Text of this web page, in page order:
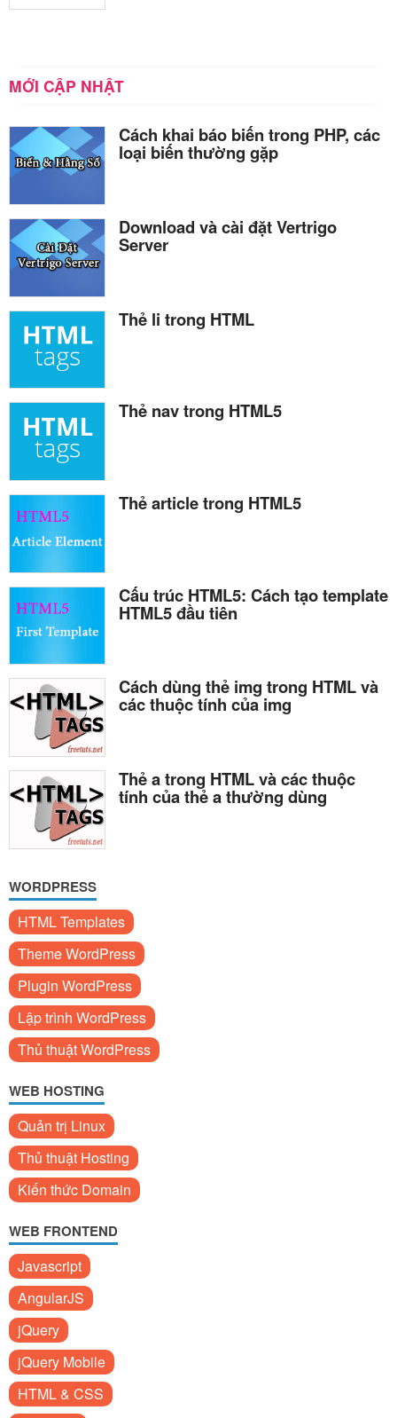
MỚI CẬP NHẬT
Cách khai báo biến trong PHP, các
loại biến thường gặp
Download và cài đặt Vertrigo
Server
Thẻ li trong HTML
Thẻ nav trong HTML5
Thẻ article trong HTML5
Cấu trúc HTML5: Cách tạo template
HTML5 đầu tiên
Cách dùng thẻ img trong HTML và
các thuộc tính của img
Thẻ a trong HTML và các thuộc
tính của thẻ a thường dùng
WORDPRESS
HTML Templates
Theme WordPress
Plugin WordPress
Lập trình WordPress
Thủ thuật WordPress
WEB HOSTING
Quản trị Linux
Thủ thuật Hosting
Kiến thức Domain
WEB FRONTEND
Javascript
AngularJS
jQuery
jQuery Mobile
HTML & CSS